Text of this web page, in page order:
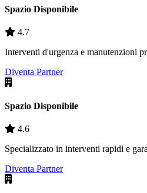
Spazio Disponibile
4.7
Interventi d'urgenza e manutenzioni
Diventa Partner
Spazio Disponibile
4.6
Specializzato in interventi rapidi e
Diventa Partner